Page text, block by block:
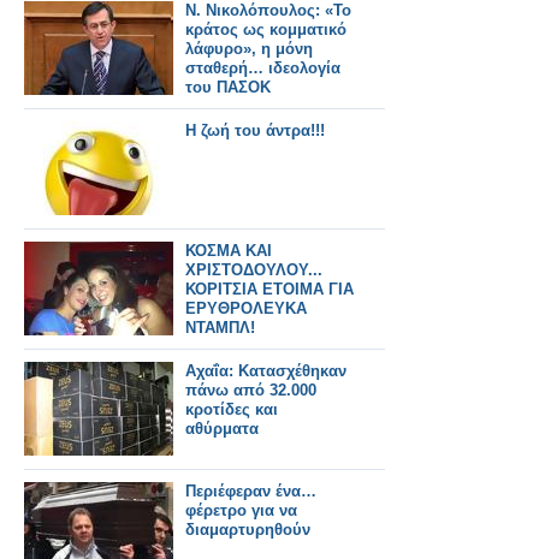
Ν. Νικολόπουλος: «Το
κράτος ως κομματικό
λάφυρο», η μόνη
σταθερή… ιδεολογία
του ΠΑΣΟΚ
Η ζωή του άντρα!!!
ΚΟΣΜΑ ΚΑΙ
ΧΡΙΣΤΟΔΟΥΛΟΥ...
ΚΟΡΙΤΣΙΑ ΕΤΟΙΜΑ ΓΙΑ
ΕΡΥΘΡΟΛΕΥΚΑ
ΝΤΑΜΠΛ!
Αχαΐα: Κατασχέθηκαν
πάνω από 32.000
κροτίδες και
αθύρματα
Περιέφεραν ένα…
φέρετρο για να
διαμαρτυρηθούν